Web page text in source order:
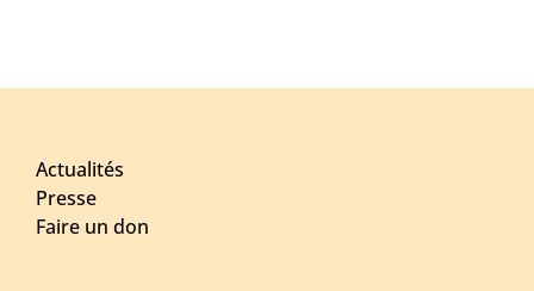
Actualités
Presse
Faire un don